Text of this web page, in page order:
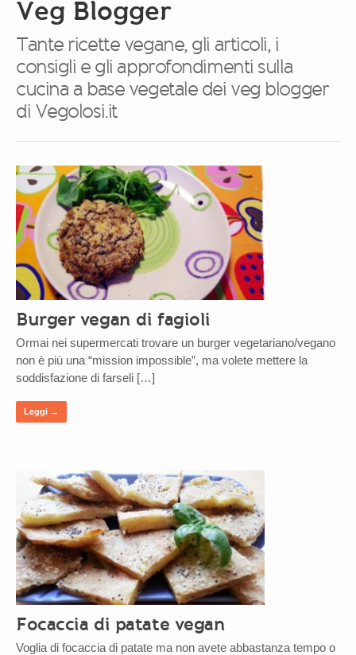
Veg Blogger
Tante ricette vegane, gli articoli, i
consigli e gli approfondimenti sulla
cucina a base vegetale dei veg blogger
di Vegolosi.it
Burger vegan di fagioli
Ormai nei supermercati trovare un burger vegetariano/vegano
non è più una “mission impossible”, ma volete mettere la
soddisfazione di farseli […]
Leggi →
Focaccia di patate vegan
Voglia di focaccia di patate ma non avete abbastanza tempo o